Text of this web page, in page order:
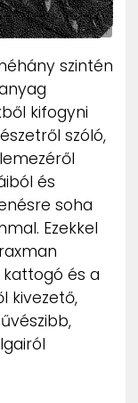
szintén
kifogyni
szóló,
és
soha
Ezekkel
és a
kivezető,